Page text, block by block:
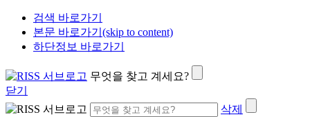
검색 바로가기
본문 바로가기(skip to content)
하단정보 바로가기
무엇을 찾고 계세요?
닫기
삭제